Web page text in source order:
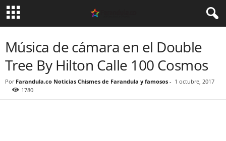
Música de cámara en el Double
Tree By Hilton Calle 100 Cosmos
Por Farandula.co Noticias Chismes de Farandula y famosos - 1 octubre, 2017
1780